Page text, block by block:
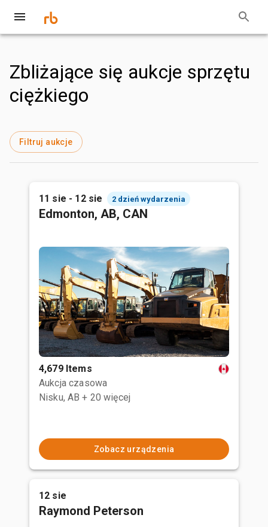
Zbliżające się aukcje sprzętu
ciężkiego
Filtruj aukcje
11 sie - 12 sie 2 dzień wydarzenia
Edmonton, AB, CAN
4,679 Items
Aukcja czasowa
Nisku, AB + 20 więcej
Zobacz urządzenia
12 sie
Raymond Peterson